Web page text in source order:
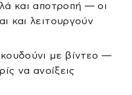
και αποτροπή — οι
και λειτουργούν
με βίντεο —
να ανοίξεις